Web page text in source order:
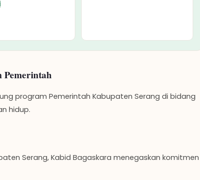
Pemerintah
program Pemerintah Kabupaten Serang di bidang
hidup.
Serang, Kabid Bagaskara menegaskan komitmen